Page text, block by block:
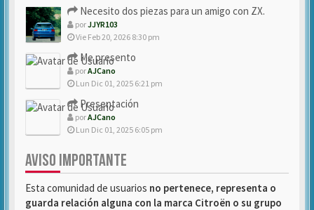
Necesito dos piezas para un amigo con ZX.
porJJYR103
Vie Feb 20, 2026 8:30 pm
Me presento
porAJCano
Lun Dic 01, 2025 6:21 pm
Presentación
porAJCano
Lun Dic 01, 2025 6:05 pm
AVISO IMPORTANTE
Esta comunidad de usuarios no pertenece, representa o
guarda relación alguna con la marca Citroën o su grupo